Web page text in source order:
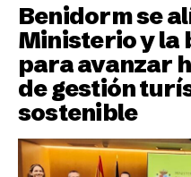
Benidorm se
Ministerio y la
para avanzar
de gestión
sostenible